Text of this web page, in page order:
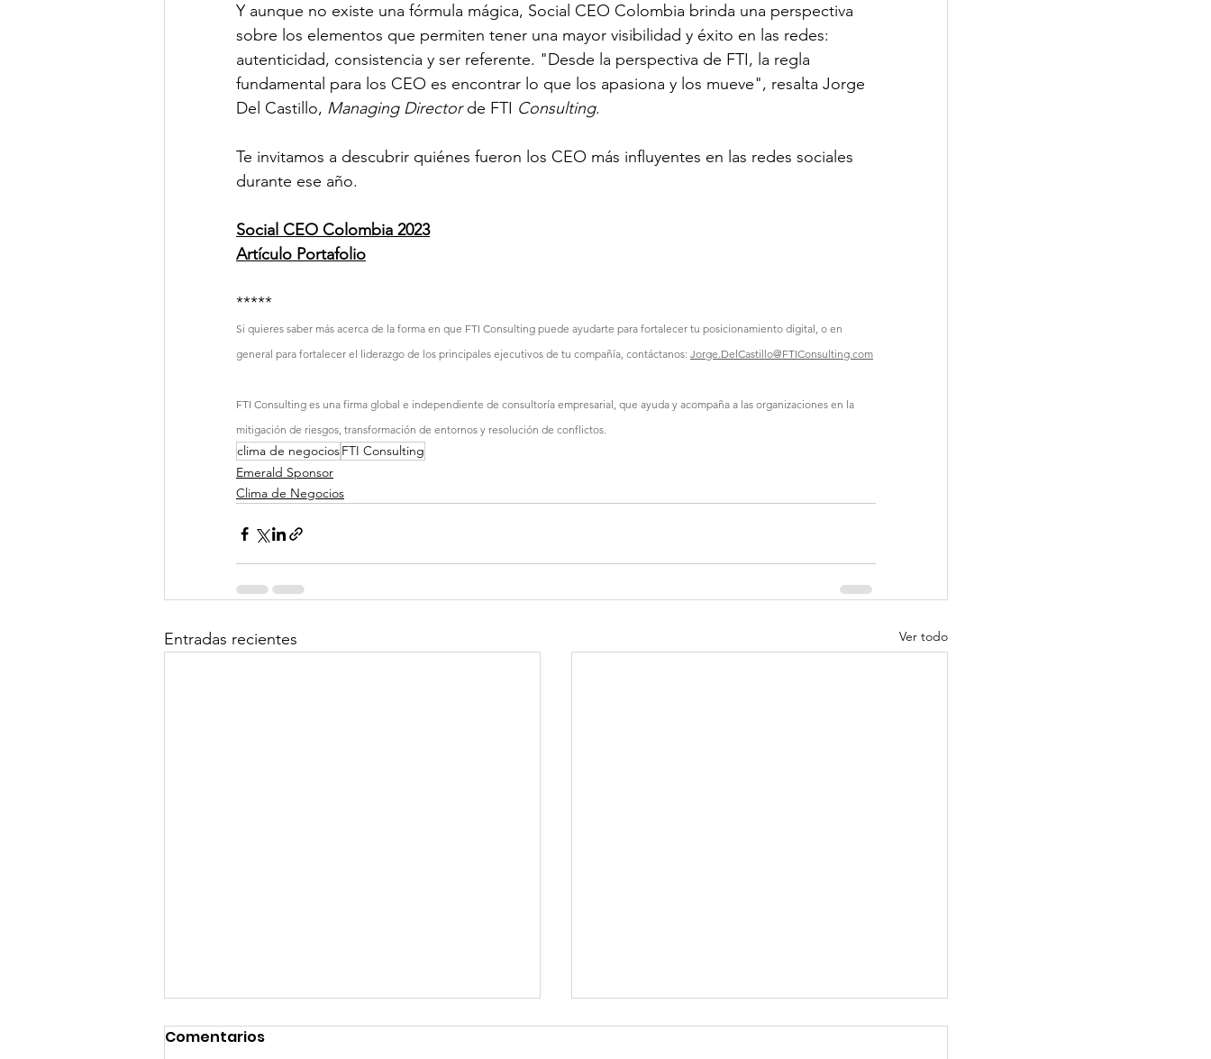
Y aunque no existe una fórmula mágica, Social CEO Colombia brinda una perspectiva
sobre los elementos que permiten tener una mayor visibilidad y éxito en las redes:
autenticidad, consistencia y ser referente. "Desde la perspectiva de FTI, la regla
fundamental para los CEO es encontrar lo que los apasiona y los mueve", resalta Jorge
Del Castillo, Managing Director de FTI Consulting.
Te invitamos a descubrir quiénes fueron los CEO más influyentes en las redes sociales
durante ese año.
Social CEO Colombia 2023
Artículo Portafolio
*****
Si quieres saber más acerca de la forma en que FTI Consulting puede ayudarte para fortalecer tu posicionamiento digital, o en
general para fortalecer el liderazgo de los principales ejecutivos de tu compañía, contáctanos: Jorge.DelCastillo@FTIConsulting.com
FTI Consulting es una firma global e independiente de consultoría empresarial, que ayuda y acompaña a las organizaciones en la
mitigación de riesgos, transformación de entornos y resolución de conflictos.
clima de negociosFTI Consulting
Emerald Sponsor
Clima de Negocios
Entradas recientes Ver todo
Comentarios